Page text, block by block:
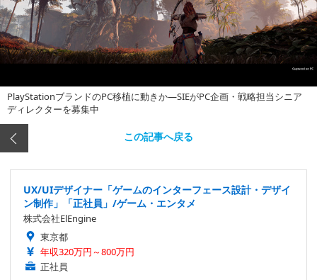
PlayStationブランドのPC移植に動きか―SIEがPC企画・戦略担当シニア
ディレクターを募集中
この記事へ戻る
UX/UIデザイナー「ゲームのインターフェース設計・デザイ
ン制作」「正社員」/ゲーム・エンタメ
株式会社ElEngine
東京都
年収320万円～800万円
正社員